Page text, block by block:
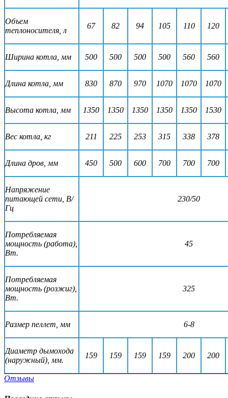
Объем
теплоносителя, л
67 82 94 105 110 120
Ширина котла, мм 500 500 500 500 560 560
Длина котла, мм 830 870 970 1070 1070 1070
Высота котла, мм 1350 1350 1350 1350 1350 1530
Вес котла, кг 211 225 253 315 338 378
Длина дров, мм 450 500 600 700 700 700
Напряжение
питающей cети, В/
Гц
230/50
Потребляемая
мощность (работа),
Вт.
45
Потребляемая
мощность (розжиг),
Вт.
325
Размер пеллет, мм 6-8
Диаметр дымохода
(наружный), мм.
159 159 159 159 200 200
Отзывы